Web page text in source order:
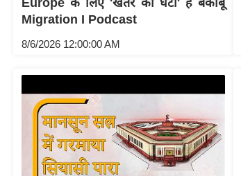
Migration I Podcast
8/6/2026 12:00:00 AM